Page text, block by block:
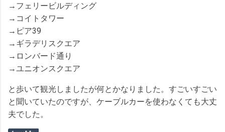
→フェリービルディング
→コイトタワー
→ピア39
→ギラデリスクエア
→ロンバード通り
→ユニオンスクエア
と歩いて観光しましたが何とかなりました。すごいすごい
と聞いていたのですが、ケーブルカーを使わなくても大丈
夫でした。